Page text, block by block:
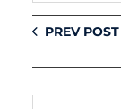
PREV POST